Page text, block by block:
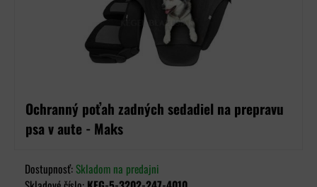
Ochranný poťah zadných sedadiel na prepravu
psa v aute - Maks
Dostupnosť:Skladom na predajni